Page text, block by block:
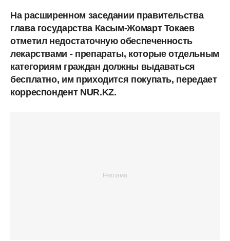
На расширенном заседании правительства
глава государства Касым-Жомарт Токаев
отметил недостаточную обеспеченность
лекарствами - препараты, которые отдельным
категориям граждан должны выдаваться
бесплатно, им приходится покупать, передает
корреспондент NUR.KZ.